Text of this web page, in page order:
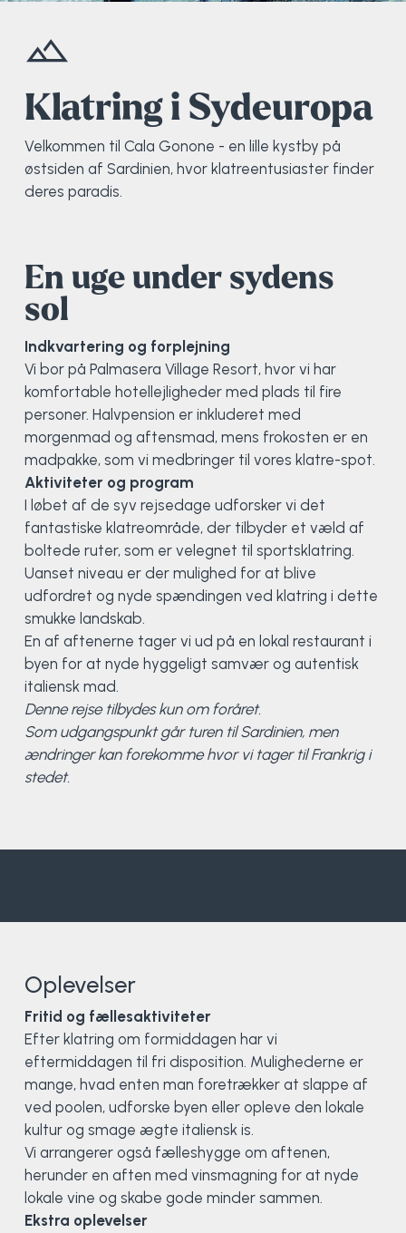
Klatring i Sydeuropa
Velkommen til Cala Gonone - en lille kystby på
østsiden af Sardinien, hvor klatreentusiaster finder
deres paradis.
En uge under sydens
sol
Indkvartering og forplejning
Vi bor på Palmasera Village Resort, hvor vi har
komfortable hotellejligheder med plads til fire
personer. Halvpension er inkluderet med
morgenmad og aftensmad, mens frokosten er en
madpakke, som vi medbringer til vores klatre-spot.
Aktiviteter og program
I løbet af de syv rejsedage udforsker vi det
fantastiske klatreområde, der tilbyder et væld af
boltede ruter, som er velegnet til sportsklatring.
Uanset niveau er der mulighed for at blive
udfordret og nyde spændingen ved klatring i dette
smukke landskab.
En af aftenerne tager vi ud på en lokal restaurant i
byen for at nyde hyggeligt samvær og autentisk
italiensk mad.
Denne rejse tilbydes kun om foråret.
Som udgangspunkt går turen til Sardinien, men
ændringer kan forekomme hvor vi tager til Frankrig i
stedet.
Oplevelser
Fritid og fællesaktiviteter
Efter klatring om formiddagen har vi
eftermiddagen til fri disposition. Mulighederne er
mange, hvad enten man foretrækker at slappe af
ved poolen, udforske byen eller opleve den lokale
kultur og smage ægte italiensk is.
Vi arrangerer også fælleshygge om aftenen,
herunder en aften med vinsmagning for at nyde
lokale vine og skabe gode minder sammen.
Ekstra oplevelser
Elevportræt
Brochure
Fitness
Fodbold
Futsal
Hiphop
HYROX
Kajak
Klatring
Løb
OCR
Padel
Pardans
Rytmisk gymnastik
Ski & snowboard
Spring
Tons og teambuilding
Vandsport
Volleyball
Yoga
Organisk værksted
Sportsmassør
Udekøkken
Køn, krop og seksualitet
Politi-teori
Sportspsykologi
Projektleder
Sportsmassør
OCR i Spanien
Skitur til Norge
Mille Sigsgaard Christensen
Peter Fuglsang
Trine Rask-Nielsen
Viborg Elitehold